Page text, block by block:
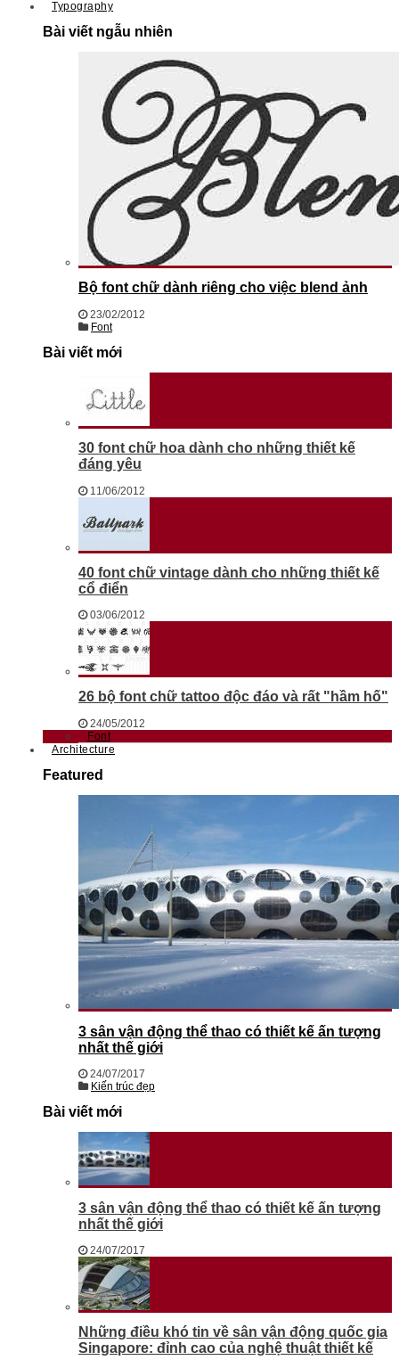
Typography
Bài viết ngẫu nhiên
Bộ font chữ dành riêng cho việc blend ảnh
23/02/2012
Font
Bài viết mới
30 font chữ hoa dành cho những thiết kế
đáng yêu
11/06/2012
40 font chữ vintage dành cho những thiết kế
cổ điển
03/06/2012
26 bộ font chữ tattoo độc đáo và rất "hầm hố"
24/05/2012
Font
Architecture
Featured
3 sân vận động thể thao có thiết kế ấn tượng
nhất thế giới
24/07/2017
Kiến trúc đẹp
Bài viết mới
3 sân vận động thể thao có thiết kế ấn tượng
nhất thế giới
24/07/2017
Những điều khó tin về sân vận động quốc gia
Singapore: đỉnh cao của nghệ thuật thiết kế